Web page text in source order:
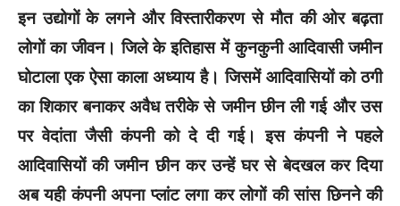
इन उद्योगों के लगने और विस्तारीकरण से मौत की ओर बढ़ता
लोगों का जीवन। जिले के इतिहास में कुनकुनी आदिवासी जमीन
घोटाला एक ऐसा काला अध्याय है। जिसमें आदिवासियों को ठगी
का शिकार बनाकर अवैध तरीके से जमीन छीन ली गई और उस
पर वेदांता जैसी कंपनी को दे दी गई। इस कंपनी ने पहले
आदिवासियों की जमीन छीन कर उन्हें घर से बेदखल कर दिया
अब यही कंपनी अपना प्लांट लगा कर लोगों की सांस छिनने की